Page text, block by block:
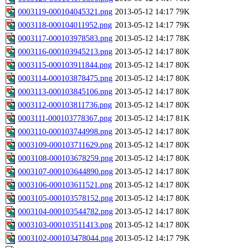
0003119-000104045321.png 2013-05-12 14:17 79K
0003118-000104011952.png 2013-05-12 14:17 79K
0003117-000103978583.png 2013-05-12 14:17 78K
0003116-000103945213.png 2013-05-12 14:17 80K
0003115-000103911844.png 2013-05-12 14:17 80K
0003114-000103878475.png 2013-05-12 14:17 80K
0003113-000103845106.png 2013-05-12 14:17 80K
0003112-000103811736.png 2013-05-12 14:17 80K
0003111-000103778367.png 2013-05-12 14:17 81K
0003110-000103744998.png 2013-05-12 14:17 80K
0003109-000103711629.png 2013-05-12 14:17 80K
0003108-000103678259.png 2013-05-12 14:17 80K
0003107-000103644890.png 2013-05-12 14:17 80K
0003106-000103611521.png 2013-05-12 14:17 80K
0003105-000103578152.png 2013-05-12 14:17 80K
0003104-000103544782.png 2013-05-12 14:17 80K
0003103-000103511413.png 2013-05-12 14:17 80K
0003102-000103478044.png 2013-05-12 14:17 79K